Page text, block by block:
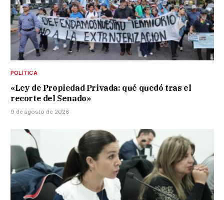
POLÍTICA
«Ley de Propiedad Privada: qué quedó tras el
recorte del Senado»
9 de agosto de 2026